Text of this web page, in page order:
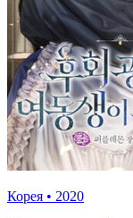
Корея • 2020